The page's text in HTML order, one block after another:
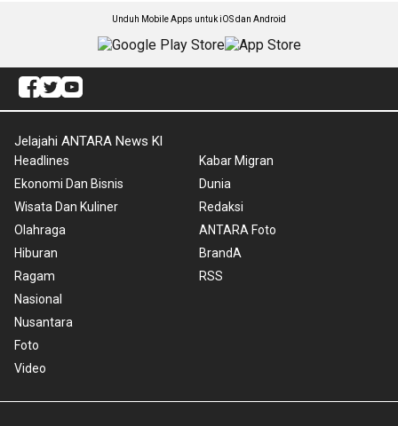
Unduh Mobile Apps untuk iOS dan Android
Jelajahi ANTARA News Kl
Headlines
Ekonomi Dan Bisnis
Wisata Dan Kuliner
Olahraga
Hiburan
Ragam
Nasional
Nusantara
Foto
Video
Kabar Migran
Dunia
Redaksi
ANTARA Foto
BrandA
RSS